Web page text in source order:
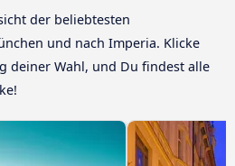
der beliebtesten
und nach Imperia. Klicke
deiner Wahl, und Du findest alle